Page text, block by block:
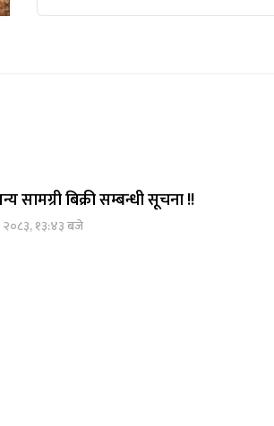
सामग्री बिक्री सम्बन्धी सूचना !!
२०८३, १३:४३ बजे